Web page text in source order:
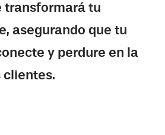
transformará tu
asegurando que tu
y perdure en la
clientes.